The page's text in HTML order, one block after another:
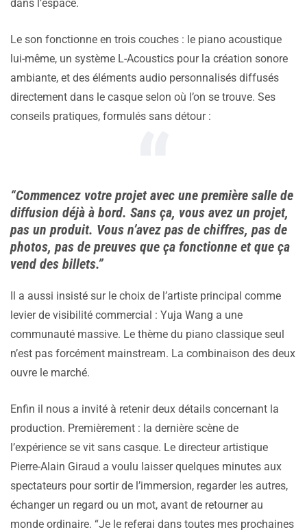
dans l’espace.
Le son fonctionne en trois couches : le piano acoustique
lui-même, un système L-Acoustics pour la création sonore
ambiante, et des éléments audio personnalisés diffusés
directement dans le casque selon où l’on se trouve. Ses
conseils pratiques, formulés sans détour :
“Commencez votre projet avec une première salle de
diffusion déjà à bord. Sans ça, vous avez un projet,
pas un produit. Vous n’avez pas de chiffres, pas de
photos, pas de preuves que ça fonctionne et que ça
vend des billets.”
Il a aussi insisté sur le choix de l’artiste principal comme
levier de visibilité commercial : Yuja Wang a une
communauté massive. Le thème du piano classique seul
n’est pas forcément mainstream. La combinaison des deux
ouvre le marché.
Enfin il nous a invité à retenir deux détails concernant la
production. Premièrement : la dernière scène de
l’expérience se vit sans casque. Le directeur artistique
Pierre-Alain Giraud a voulu laisser quelques minutes aux
spectateurs pour sortir de l’immersion, regarder les autres,
échanger un regard ou un mot, avant de retourner au
monde ordinaire. “Je le referai dans toutes mes prochaines